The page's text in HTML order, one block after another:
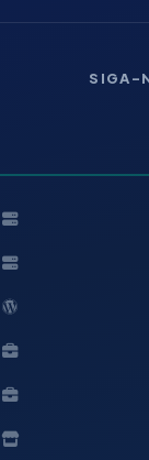
SIGA-